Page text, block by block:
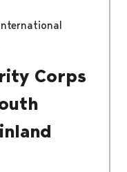
Corps